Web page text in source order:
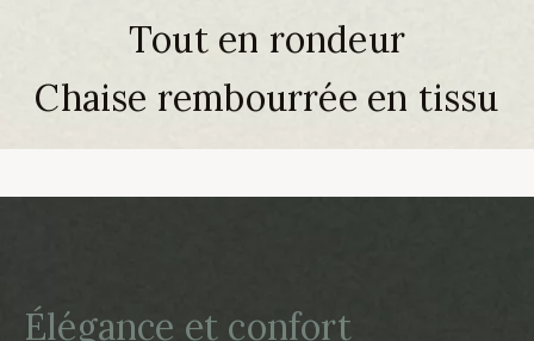
Tout en rondeur
Chaise rembourrée en tissu
Élégance et confort